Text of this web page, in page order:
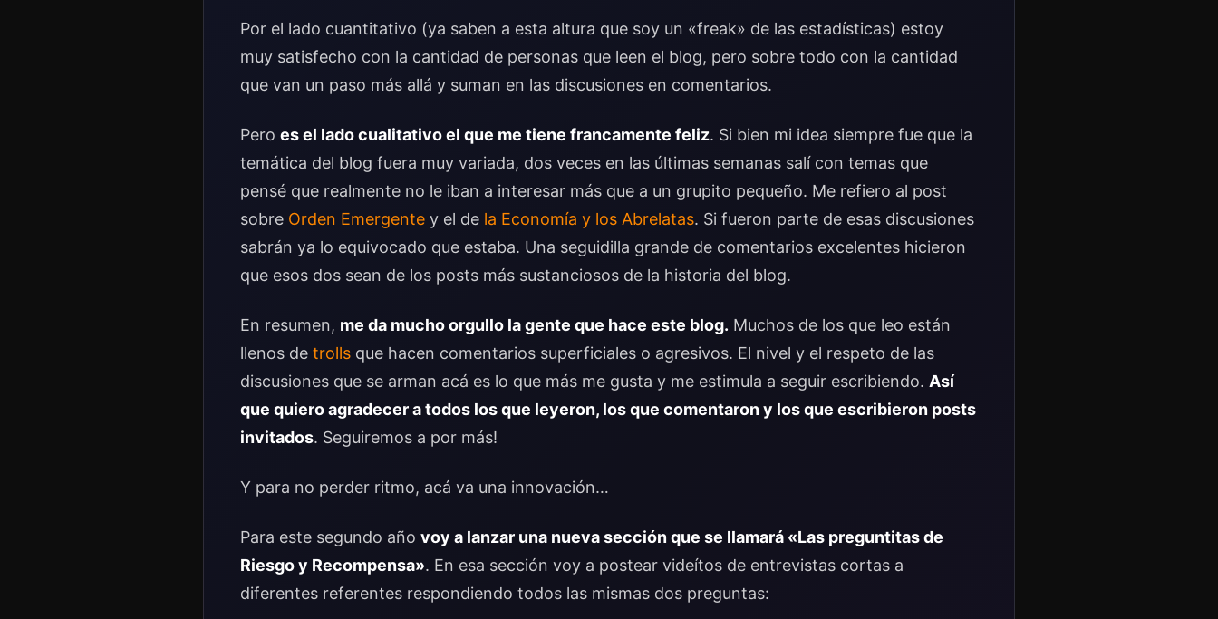
Por el lado cuantitativo (ya saben a esta altura que soy un «freak» de las estadísticas) estoy
muy satisfecho con la cantidad de personas que leen el blog, pero sobre todo con la cantidad
que van un paso más allá y suman en las discusiones en comentarios.
Pero es el lado cualitativo el que me tiene francamente feliz. Si bien mi idea siempre fue que la
temática del blog fuera muy variada, dos veces en las últimas semanas salí con temas que
pensé que realmente no le iban a interesar más que a un grupito pequeño. Me refiero al post
sobre Orden Emergente y el de la Economía y los Abrelatas. Si fueron parte de esas discusiones
sabrán ya lo equivocado que estaba. Una seguidilla grande de comentarios excelentes hicieron
que esos dos sean de los posts más sustanciosos de la historia del blog.
En resumen, me da mucho orgullo la gente que hace este blog. Muchos de los que leo están
llenos de trolls que hacen comentarios superficiales o agresivos. El nivel y el respeto de las
discusiones que se arman acá es lo que más me gusta y me estimula a seguir escribiendo. Así
que quiero agradecer a todos los que leyeron, los que comentaron y los que escribieron posts
invitados. Seguiremos a por más!
Y para no perder ritmo, acá va una innovación…
Para este segundo año voy a lanzar una nueva sección que se llamará «Las preguntitas de
Riesgo y Recompensa». En esa sección voy a postear videítos de entrevistas cortas a
diferentes referentes respondiendo todos las mismas dos preguntas: